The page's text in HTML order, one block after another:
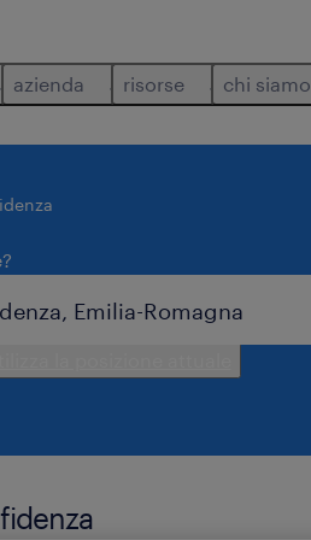
azienda risorse chi siamo